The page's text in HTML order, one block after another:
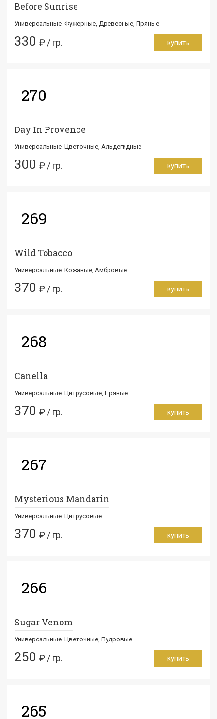
Before Sunrise
Универсальные, Фужерные, Древесные, Пряные
330 ₽ / гр. купить
270
Day In Provence
Универсальные, Цветочные, Альдегидные
300 ₽ / гр. купить
269
Wild Tobacco
Универсальные, Кожаные, Амбровые
370 ₽ / гр. купить
268
Canella
Универсальные, Цитрусовые, Пряные
370 ₽ / гр. купить
267
Mysterious Mandarin
Универсальные, Цитрусовые
370 ₽ / гр. купить
266
Sugar Venom
Универсальные, Цветочные, Пудровые
250 ₽ / гр. купить
265